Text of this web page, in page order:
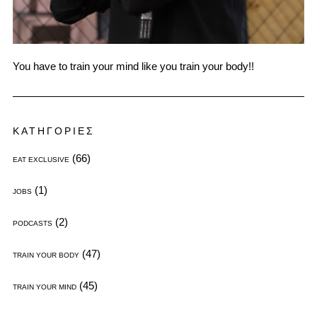
You have to train your mind like you train your body!!
ΚΑΤΗΓΟΡΙΕΣ
EAT EXCLUSIVE (66)
JOBS(1)
PODCASTS(2)
TRAIN YOUR BODY(47)
TRAIN YOUR MIND(45)